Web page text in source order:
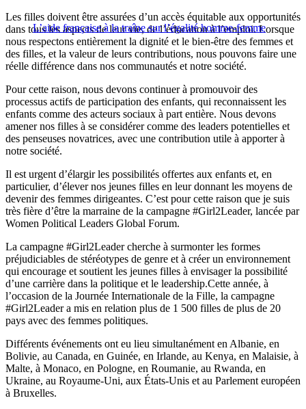
L’aide française à la traîne sur l’égalité homme-femme
Les filles doivent être assurées d’un accès équitable aux opportunités
dans tous les aspects de leur vie, de l’éducation à l’emploi. Lorsque
nous respectons entièrement la dignité et le bien-être des femmes et
des filles, et la valeur de leurs contributions, nous pouvons faire une
réelle différence dans nos communautés et notre société.
Pour cette raison, nous devons continuer à promouvoir des
processus actifs de participation des enfants, qui reconnaissent les
enfants comme des acteurs sociaux à part entière. Nous devons
amener nos filles à se considérer comme des leaders potentielles et
des penseuses novatrices, avec une contribution utile à apporter à
notre société.
Il est urgent d’élargir les possibilités offertes aux enfants et, en
particulier, d’élever nos jeunes filles en leur donnant les moyens de
devenir des femmes dirigeantes. C’est pour cette raison que je suis
très fière d’être la marraine de la campagne #Girl2Leader, lancée par
Women Political Leaders Global Forum.
La campagne #Girl2Leader cherche à surmonter les formes
préjudiciables de stéréotypes de genre et à créer un environnement
qui encourage et soutient les jeunes filles à envisager la possibilité
d’une carrière dans la politique et le leadership.Cette année, à
l’occasion de la Journée Internationale de la Fille, la campagne
#Girl2Leader a mis en relation plus de 1 500 filles de plus de 20
pays avec des femmes politiques.
Différents événements ont eu lieu simultanément en Albanie, en
Bolivie, au Canada, en Guinée, en Irlande, au Kenya, en Malaisie, à
Malte, à Monaco, en Pologne, en Roumanie, au Rwanda, en
Ukraine, au Royaume-Uni, aux États-Unis et au Parlement européen
à Bruxelles.